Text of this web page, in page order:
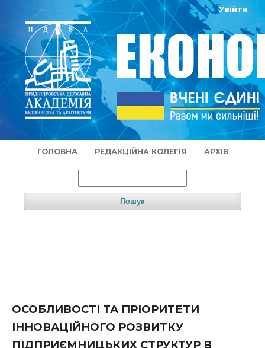
ГОЛОВНА РЕДАКЦІЙНА КОЛЕГІЯ АРХІВ
Пошук
Увійти
ОСОБЛИВОСТІ ТА ПРІОРИТЕТИ
ІННОВАЦІЙНОГО РОЗВИТКУ
ПІДПРИЄМНИЦЬКИХ СТРУКТУР В